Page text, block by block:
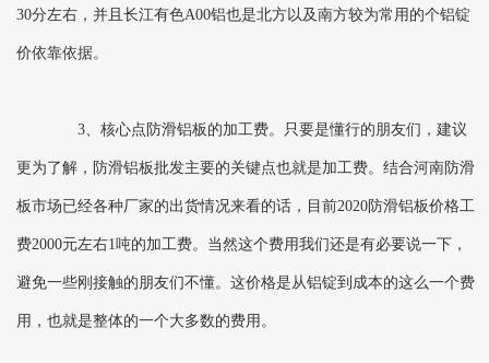
30分左右，并且长江有色A00铝也是北方以及南方较为常用的个铝锭
价依靠依据。
3、核心点防滑铝板的加工费。只要是懂行的朋友们，建议
更为了解，防滑铝板批发主要的关键点也就是加工费。结合河南防滑
板市场已经各种厂家的出货情况来看的话，目前2020防滑铝板价格工
费2000元左右1吨的加工费。当然这个费用我们还是有必要说一下，
避免一些刚接触的朋友们不懂。这价格是从铝锭到成本的这么一个费
用，也就是整体的一个大多数的费用。